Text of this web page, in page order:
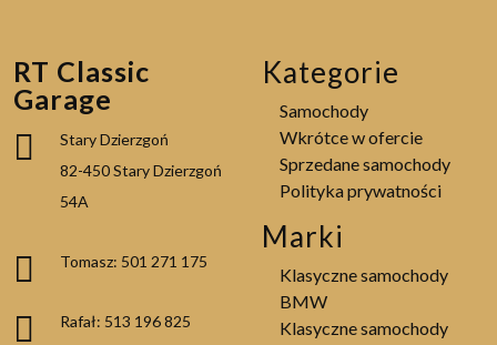
RT Classic
Garage
Stary Dzierzgoń
82-450 Stary Dzierzgoń
54A
Tomasz: 501 271 175
Rafał: 513 196 825
Kategorie
Samochody
Wkrótce w ofercie
Sprzedane samochody
Polityka prywatności
Marki
Klasyczne samochody
BMW
Klasyczne samochody